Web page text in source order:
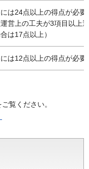
は24点以上の得点が必要
運営上の工夫が3項目以上
は17点以上）
は12点以上の得点が必要
覧ください。